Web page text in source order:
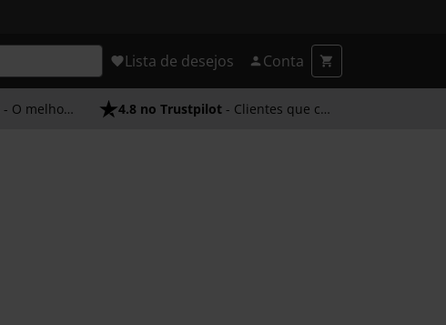
Lista de desejos Conta
- O melhor atendimento 4.8 no Trustpilot - Clientes que confiam em nós